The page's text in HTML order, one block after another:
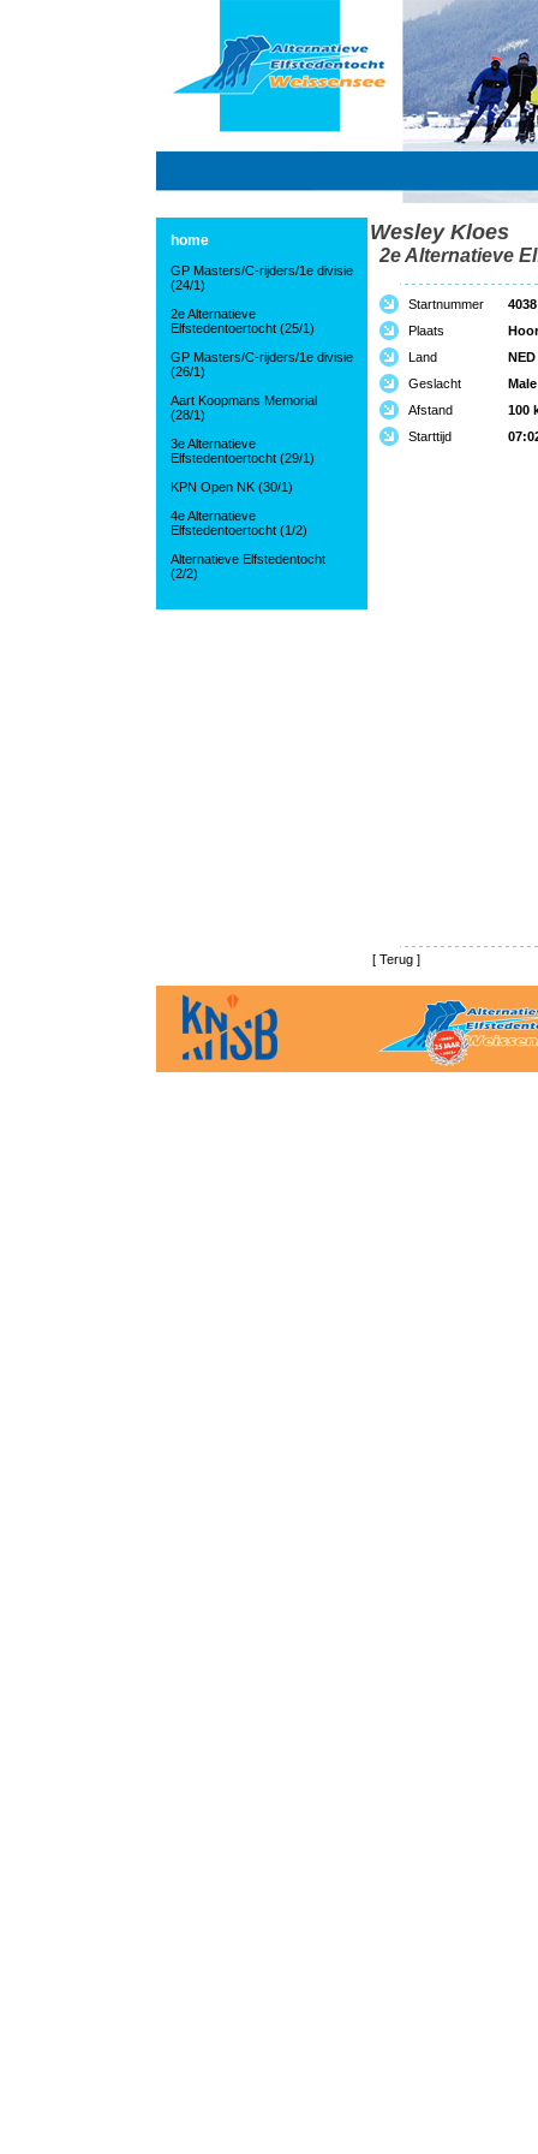
home
GP Masters/C-rijders/1e divisie
(24/1)
2e Alternatieve
Elfstedentoertocht (25/1)
GP Masters/C-rijders/1e divisie
(26/1)
Aart Koopmans Memorial
(28/1)
3e Alternatieve
Elfstedentoertocht (29/1)
KPN Open NK (30/1)
4e Alternatieve
Elfstedentoertocht (1/2)
Alternatieve Elfstedentocht
(2/2)
Wesley Kloes
2e Alternatieve
Startnummer
4038
Plaats
Land
NED
Geslacht
Male
Afstand
100
Starttijd
[ Terug ]